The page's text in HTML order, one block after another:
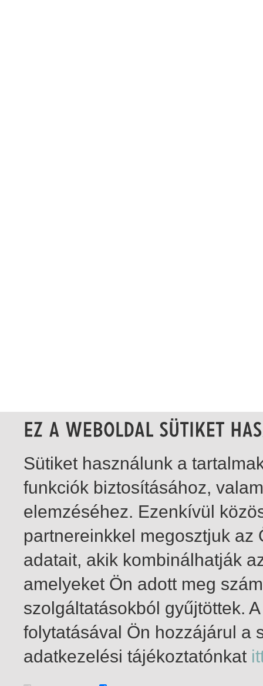
1-2 / összesen 2 találat
Sütiket használunk a
funkciók biztosításához,
elemzéséhez. Ezenkívül
partnereinkkel megosztjuk
adatait, akik kombinálhatják
amelyeket Ön adott meg
szolgáltatásokból gyűjtöttek.
folytatásával Ön hozzájárul a
adatkezelési tájékoztatónkat